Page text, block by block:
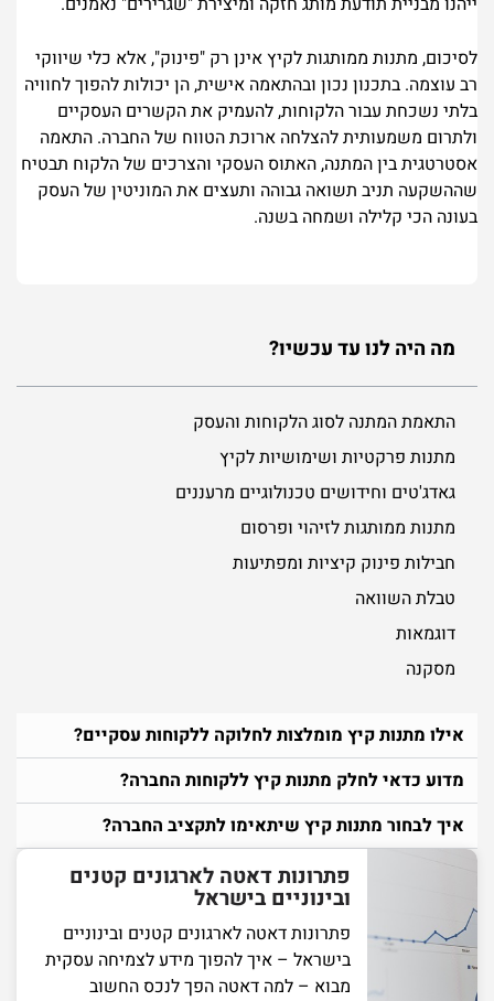
לסיכום, מתנות ממותגות לקיץ אינן רק "פינוק", אלא כלי שיווקי
רב עוצמה. בתכנון נכון ובהתאמה אישית, הן יכולות להפוך לחוויה
בלתי נשכחת עבור הלקוחות, להעמיק את הקשרים העסקיים
ולתרום משמעותית להצלחה ארוכת הטווח של החברה. התאמה
אסטרטגית בין המתנה, האתוס העסקי והצרכים של הלקוח תבטיח
שההשקעה תניב תשואה גבוהה ותעצים את המוניטין של העסק
בעונה הכי קלילה ושמחה בשנה.
מה היה לנו עד עכשיו?
התאמת המתנה לסוג הלקוחות והעסק
מתנות פרקטיות ושימושיות לקיץ
גאדג'טים וחידושים טכנולוגיים מרעננים
מתנות ממותגות לזיהוי ופרסום
חבילות פינוק קיציות ומפתיעות
טבלת השוואה
דוגמאות
מסקנה
אילו מתנות קיץ מומלצות לחלוקה ללקוחות עסקיים?
מדוע כדאי לחלק מתנות קיץ ללקוחות החברה?
איך לבחור מתנות קיץ שיתאימו לתקציב החברה?
פתרונות דאטה לארגונים קטנים
ובינוניים בישראל
פתרונות דאטה לארגונים קטנים ובינוניים
בישראל – איך להפוך מידע לצמיחה עסקית
מבוא – למה דאטה הפך לנכס החשוב